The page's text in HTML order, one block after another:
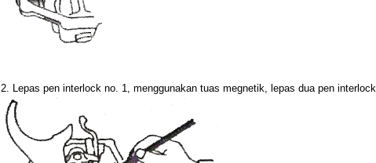
2. Lepas pen interlock no. 1, menggunakan tuas megnetik, lepas dua pen interlock.